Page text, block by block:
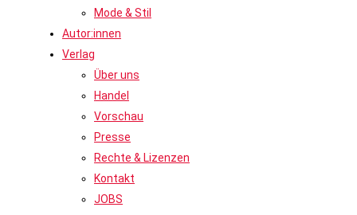
Mode & Stil
Autor:innen
Verlag
Über uns
Handel
Vorschau
Presse
Rechte & Lizenzen
Kontakt
JOBS